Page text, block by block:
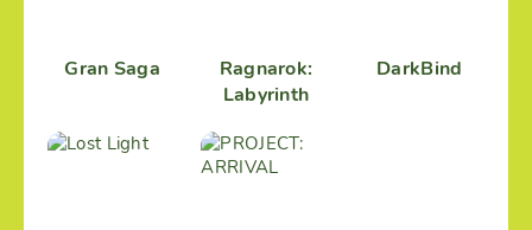
Gran Saga
Ragnarok:
Labyrinth
DarkBind